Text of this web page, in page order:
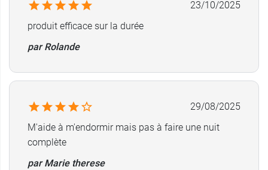
23/10/2025
produit efficace sur la durée
par Rolande
29/08/2025
M'aide à m'endormir mais pas à faire une nuit
complète
par Marie therese